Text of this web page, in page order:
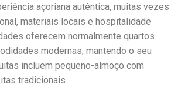
açoriana autêntica, muitas vezes
materiais locais e hospitalidade
oferecem normalmente quartos
modernas, mantendo o seu
incluem pequeno-almoço com
tradicionais.